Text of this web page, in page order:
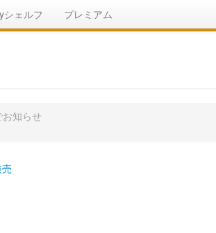
シェルフ プレミアム
知らせ